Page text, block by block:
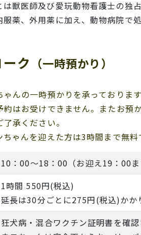
は獣医師及び愛玩動物看護士の独
薬、外用薬に加え、動物病院で
ク （一時預かり）
んの一時預かりを承っております
約はお受けできません。またお預
承ください。
ゃんを迎えた方は3時間まで無料
10：00～18：00（お迎え19：00ま
1時間 550円(税込)
延長は30分ごとに275円(税込)かか
狂犬病・混合ワクチン証明書を確